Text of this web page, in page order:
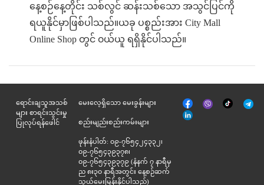
နေ့စဉ်နေ့တိုင်း သစ်လွင် ဆန်းသစ်သော အသွင်ပြင်ကို
ရယူနိုင်မှာဖြစ်ပါသည်။ယခု ပစ္စည်းအား City Mall
Online Shop တွင် ၀ယ်ယူ ရရှိနိုင်ပါသည်။
ရောင်းချသူအသစ်
များ စာရင်းသွင်းမှု
ပြုလုပ်ရန်ဖေါင်
မေးလေ့ရှိသော မေးခွန်းများ
စည်းမျည်းစည်းကမ်းများ
ဖုန်းနံပါတ်: ၀၉-၇၆၅၄၂၄၃၃၂၊
၀၉-၇၆၅၄၃၉၃၇၈၊
၀၉-၇၆၅၄၃၉၃၇၉ (နံနက် ၇ နာရီမှ
ည ၈း၃၀ နာရီအတွင်း နေ့စဉ်ဆက်
မျက်နှာစာ
အုပ်
Viber Tik
Tok
နှင့်
ဆက်စပ်